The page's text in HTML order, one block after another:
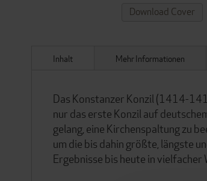
Download Cover
Inhalt
Das Konstanzer Konzil (1414-
nur das erste Konzil auf
gelang, eine Kirchenspaltung zu
um die bis dahin größte, längste
Ergebnisse bis heute in vielfacher
Mehr Informationen